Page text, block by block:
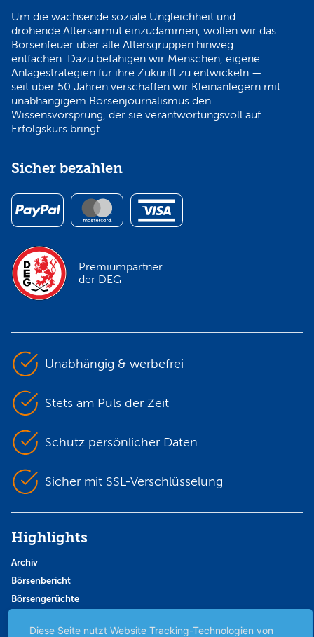
Um die wachsende soziale Ungleichheit und
drohende Altersarmut einzudämmen, wollen wir das
Börsenfeuer über alle Altersgruppen hinweg
entfachen. Dazu befähigen wir Menschen, eigene
Anlagestrategien für ihre Zukunft zu entwickeln —
seit über 50 Jahren verschaffen wir Kleinanlegern mit
unabhängigem Börsenjournalismus den
Wissensvorsprung, der sie verantwortungsvoll auf
Erfolgskurs bringt.
Sicher bezahlen
Premiumpartner
der DEG
Unabhängig & werbefrei
Stets am Puls der Zeit
Schutz persönlicher Daten
Sicher mit SSL-Verschlüsselung
Highlights
Archiv
Börsenbericht
Börsengerüchte
Diese Seite nutzt Website Tracking-Technologien von